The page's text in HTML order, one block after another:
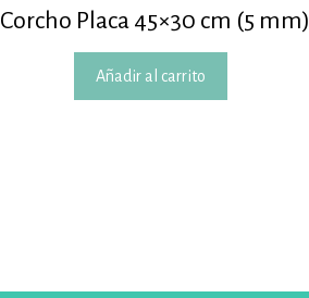
Corcho Placa 45×30 cm (5 mm)
Añadir al carrito